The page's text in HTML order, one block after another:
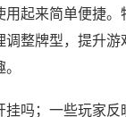
用起来简单便捷
调整牌型，提升游
挂吗；一些玩家反